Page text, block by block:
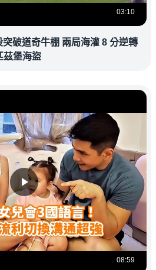
03:10
破道奇牛棚 兩局海灌 8 分逆轉
茲堡海盜
08:59